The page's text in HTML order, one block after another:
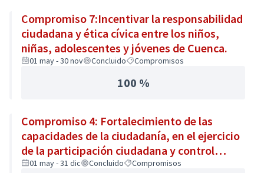
Compromiso 7:Incentivar la responsabilidad
ciudadana y ética cívica entre los niños,
niñas, adolescentes y jóvenes de Cuenca.
01 may - 30 nov Concluido Compromisos
100 %
Compromiso 4: Fortalecimiento de las
capacidades de la ciudadanía, en el ejercicio
de la participación ciudadana y control
social
01 may - 31 dic Concluido Compromisos